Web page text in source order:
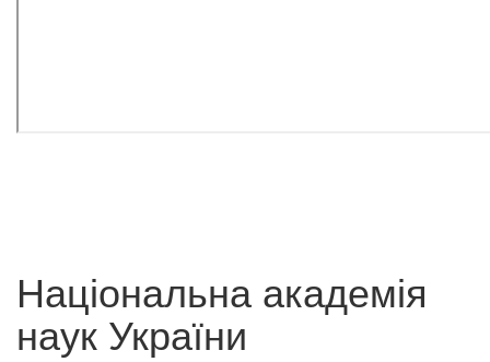
Національна академія
наук України